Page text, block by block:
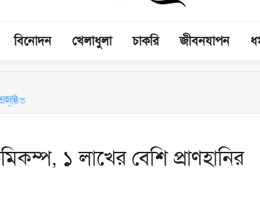
বিনোদন খেলাধুলা চাকরি জীবনযাপন
১ লাখের বেশি প্রাণহানির